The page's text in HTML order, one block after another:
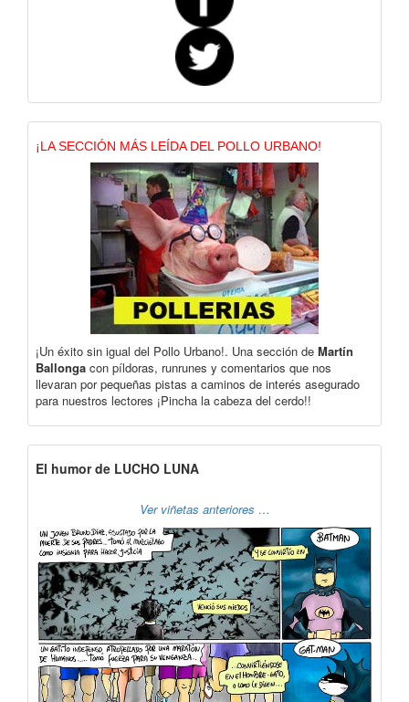
¡LA SECCIÓN MÁS LEÍDA DEL POLLO URBANO!
¡Un éxito sin igual del Pollo Urbano!. Una sección de Martín
Ballonga con píldoras, runrunes y comentarios que nos
llevaran por pequeñas pistas a caminos de interés asegurado
para nuestros lectores ¡Pincha la cabeza del cerdo!!
El humor de LUCHO LUNA
Ver viñetas anteriores …